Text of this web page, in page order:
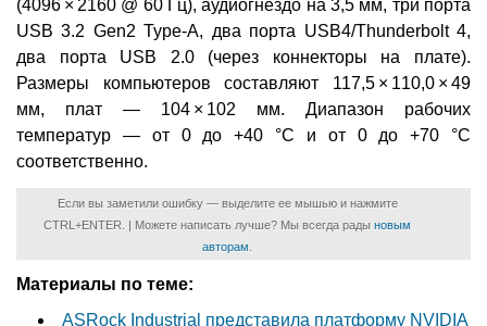
(4096 × 2160 @ 60 Гц), аудиогнездо на 3,5 мм, три порта
USB 3.2 Gen2 Type-A, два порта USB4/Thunderbolt 4,
два порта USB 2.0 (через коннекторы на плате).
Размеры компьютеров составляют 117,5 × 110,0 × 49
мм, плат — 104 × 102 мм. Диапазон рабочих
температур — от 0 до +40 °C и от 0 до +70 °C
соответственно.
Если вы заметили ошибку — выделите ее мышью и нажмите
CTRL+ENTER. | Можете написать лучше? Мы всегда рады новым
авторам
Материалы по теме:
ASRock Industrial представила платформу NVIDIA